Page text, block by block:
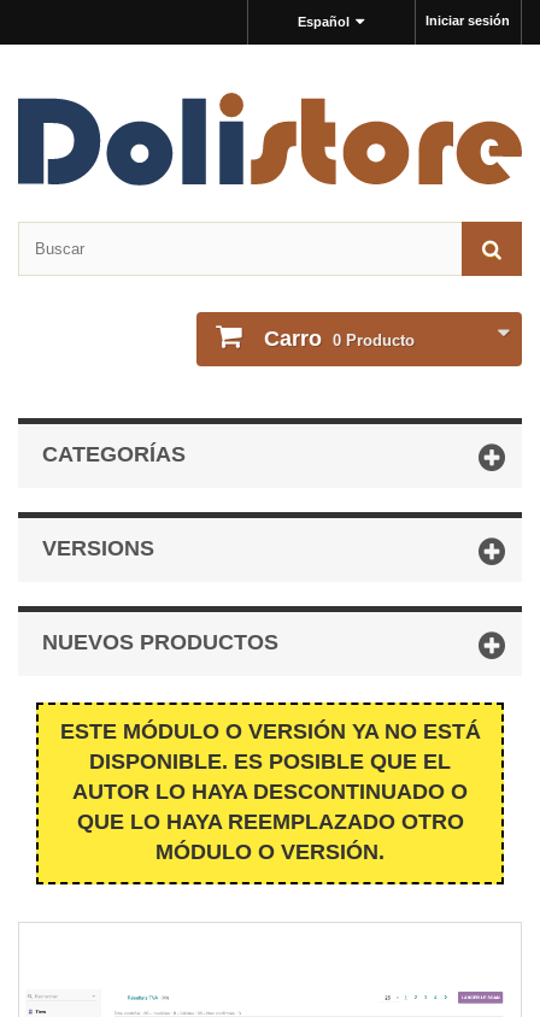
Iniciar sesión
Español
Carro 0 Producto
CATEGORÍAS
VERSIONS
NUEVOS PRODUCTOS
ESTE MÓDULO O VERSIÓN YA NO ESTÁ
DISPONIBLE. ES POSIBLE QUE EL
AUTOR LO HAYA DESCONTINUADO O
QUE LO HAYA REEMPLAZADO OTRO
MÓDULO O VERSIÓN.